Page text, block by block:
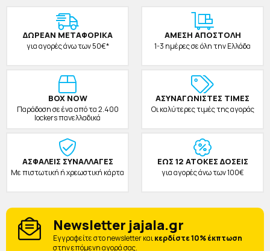
ΔΩΡΕAΝ ΜΕΤΑΦΟΡΙΚΑ
για αγορές άνω των 50€*
ΑΜΕΣΗ ΑΠΟΣΤΟΛΗ
1-3 ημέρες σε όλη την Ελλάδα
BOX NOW
Παράδοση σε ένα από τα 2.400
lockers πανελλαδικά
ΑΣΥΝΑΓΩΝΙΣΤΕΣ ΤΙΜΕΣ
Οι καλύτερες τιμές της αγοράς
ΑΣΦΑΛΕΙΣ ΣΥΝΑΛΛΑΓΕΣ
Με πιστωτική ή χρεωστική κάρτα
ΕΩΣ 12 ΑΤΟΚΕΣ ΔΟΣΕΙΣ
για αγορές άνω των 100€
Newsletter jajala.gr
Eγγραφείτε στο newsletter καικερδίστε 10% έκπτωση
στην επόμενη αγορά σας.